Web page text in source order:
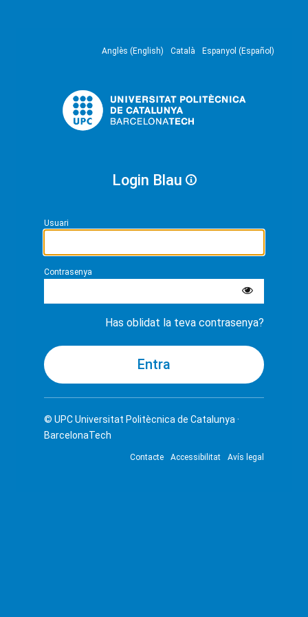
Anglès (English) Català Espanyol (Español)
Login Blau
Usuari
Contrasenya
Has oblidat la teva contrasenya?
© UPCUniversitat Politècnica de Catalunya ·
BarcelonaTech
Contacte Accessibilitat Avís legal